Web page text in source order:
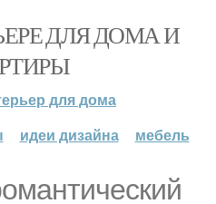
ДЛЯ ДОМА И
для дома
идеи дизайна мебель